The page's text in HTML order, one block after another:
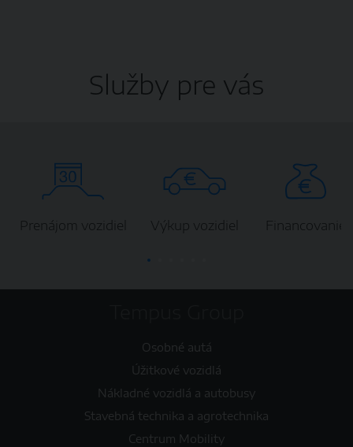
Služby pre vás
Prenájom vozidiel Výkup vozidiel Financovanie
Osobné autá
Úžitkové vozidlá
Nákladné vozidlá a autobusy
Stavebná technika a agrotechnika
Centrum Mobility